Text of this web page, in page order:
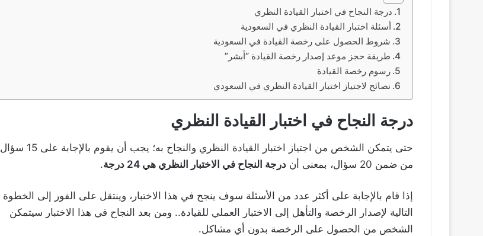
درجة النجاح في اختبار القيادة النظري
أسئلة اختبار القيادة النظري في السعودية
شروط الحصول على رخصة القيادة في السعودية
طريقة حجز موعد إصدار رخصة القيادة “أبشر”
رسوم رخصة القيادة
نصائح لاجتياز اختبار القيادة النظري في السعودي
درجة النجاح في اختبار القيادة النظري
حتى يتمكن الشخص من اجتياز اختبار القيادة النظري والنجاح به؛ يجب أن يقوم بالإجابة على 15 سؤال
من ضمن 20 سؤال، بمعنى أن
درجة النجاح في الاختبار النظري هي 24 درجة .
إذا قام بالإجابة على أكثر عدد من الأسئلة سوف ينجح في هذا الاختبار، وينتقل على الفور إلى الخطوة
التالية لإصدار الرخصة والتأهل إلى الاختبار العملي للقيادة.. ومن بعد النجاح في هذا الاختبار سيتمكن
الشخص من الحصول على الرخصة بدون أي مشاكل.